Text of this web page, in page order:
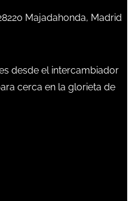
Majadahonda, Madrid
desde el intercambiador
cerca en la glorieta de